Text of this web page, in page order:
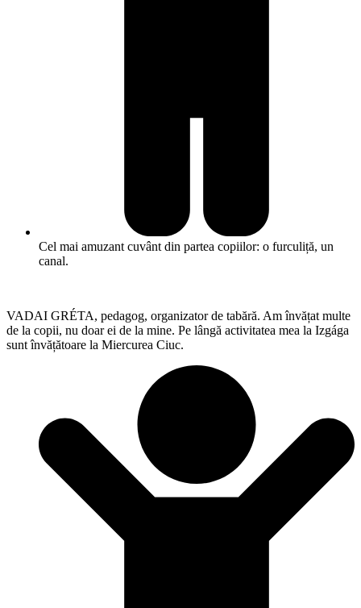
Cel mai amuzant cuvânt din partea copiilor: o furculiță, un
canal.
VADAI GRÉTA, pedagog, organizator de tabără. Am învățat multe
de la copii, nu doar ei de la mine. Pe lângă activitatea mea la Izgága
sunt învățătoare la Miercurea Ciuc.